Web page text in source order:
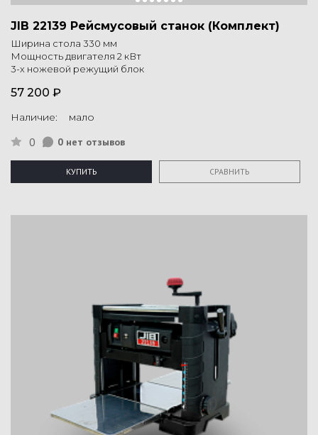
JIB 22139 Рейсмусовый станок (Комплект)
Ширина стола 330 мм
Мощность двигателя 2 кВт
3-х ножевой режущий блок
57 200 ₽
Наличие: мало
0 0 нет отзывов
КУПИТЬ СРАВНИТЬ